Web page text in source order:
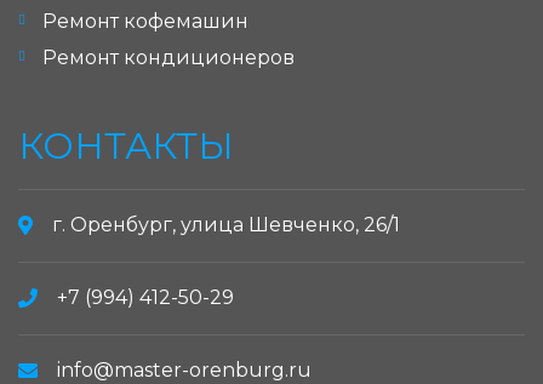
Ремонт кофемашин
Ремонт кондиционеров
КОНТАКТЫ
г. Оренбург, улица Шевченко, 26/1
+7 (994) 412-50-29
info@master-orenburg.ru